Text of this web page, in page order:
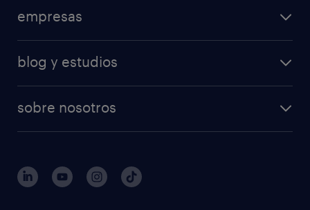
empresas
blog y estudios
sobre nosotros